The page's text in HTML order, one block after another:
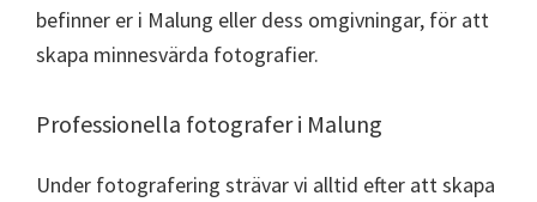
befinner er i Malung eller dess omgivningar, för att
skapa minnesvärda fotografier.
Professionella fotografer i Malung
Under fotografering strävar vi alltid efter att skapa